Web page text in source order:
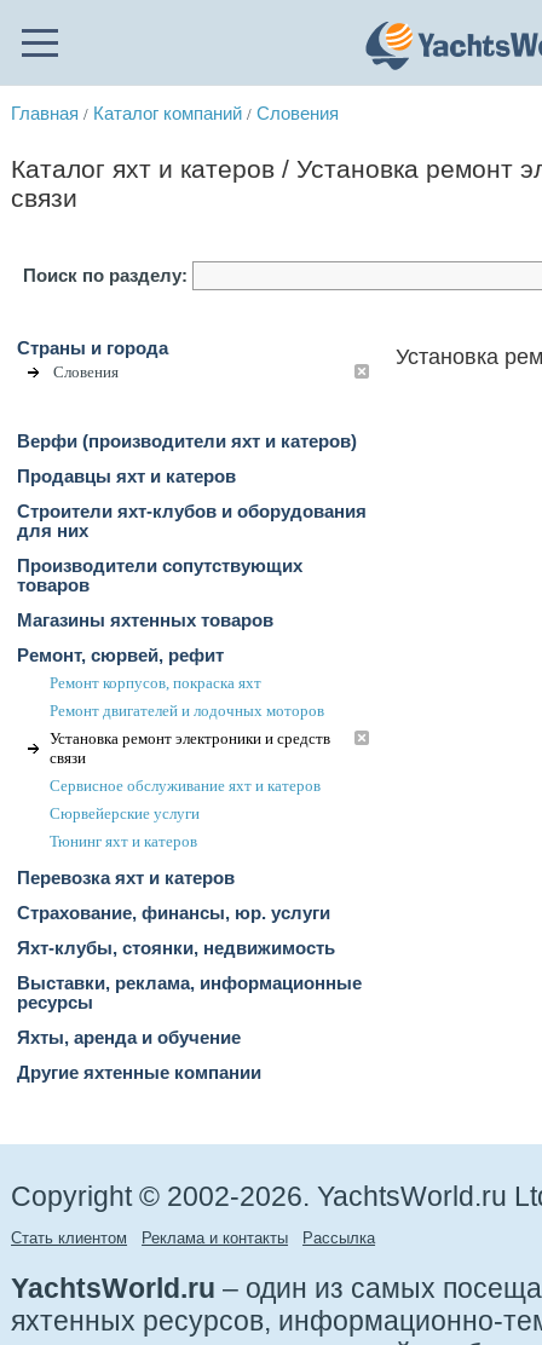
Главная / Каталог компаний / Словения
Каталог яхт и катеров / Установка ремонт
связи
Поиск по разделу:
Страны и города
Словения
Верфи (производители яхт и катеров)
Продавцы яхт и катеров
Строители яхт-клубов и оборудования
для них
Производители сопутствующих
товаров
Магазины яхтенных товаров
Ремонт, сюрвей, рефит
Ремонт корпусов, покраска яхт
Ремонт двигателей и лодочных моторов
Установка ремонт электроники и средств
связи
Сервисное обслуживание яхт и катеров
Сюрвейерские услуги
Тюнинг яхт и катеров
Перевозка яхт и катеров
Страхование, финансы, юр. услуги
Яхт-клубы, стоянки, недвижимость
Выставки, реклама, информационные
ресурсы
Яхты, аренда и обучение
Другие яхтенные компании
Установка
Copyright © 2002-2026. YachtsWorld.ru
Стать клиентом Реклама и контакты Рассылка
YachtsWorld.ru – один из самых
яхтенных ресурсов, информационно-